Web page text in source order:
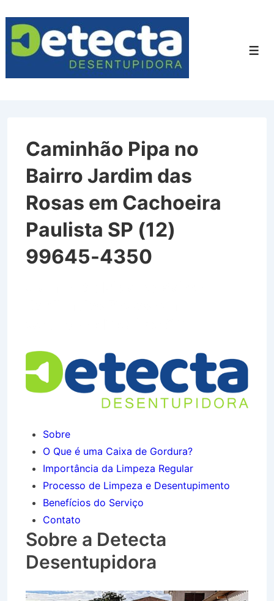
para
Conteúdo
Caminhão Pipa no
Bairro Jardim das
Rosas em Cachoeira
Paulista SP (12)
99645-4350
Sobre
O Que é uma Caixa de Gordura?
Importância da Limpeza Regular
Processo de Limpeza e Desentupimento
Benefícios do Serviço
Contato
Sobre a Detecta
Desentupidora